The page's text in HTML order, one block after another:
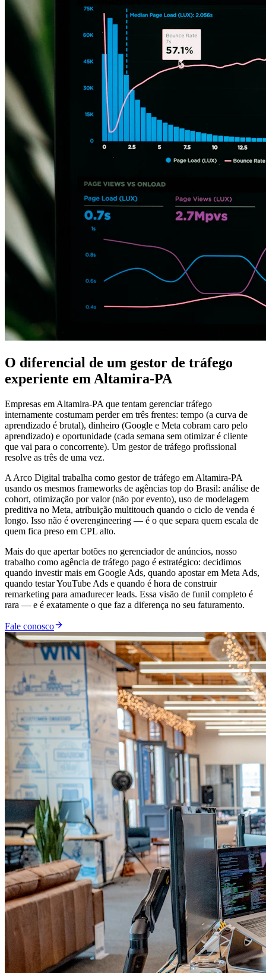
O diferencial de um gestor de tráfego
experiente em Altamira-PA
Empresas em Altamira-PA que tentam gerenciar tráfego
internamente costumam perder em três frentes: tempo (a curva de
aprendizado é brutal), dinheiro (Google e Meta cobram caro pelo
aprendizado) e oportunidade (cada semana sem otimizar é cliente
que vai para o concorrente). Um gestor de tráfego profissional
resolve as três de uma vez.
A Arco Digital trabalha como gestor de tráfego em Altamira-PA
usando os mesmos frameworks de agências top do Brasil: análise de
cohort, otimização por valor (não por evento), uso de modelagem
preditiva no Meta, atribuição multitouch quando o ciclo de venda é
longo. Isso não é overengineering — é o que separa quem escala de
quem fica preso em CPL alto.
Mais do que apertar botões no gerenciador de anúncios, nosso
trabalho como agência de tráfego pago é estratégico: decidimos
quando investir mais em Google Ads, quando apostar em Meta Ads,
quando testar YouTube Ads e quando é hora de construir
remarketing para amadurecer leads. Essa visão de funil completo é
rara — e é exatamente o que faz a diferença no seu faturamento.
Fale conosco